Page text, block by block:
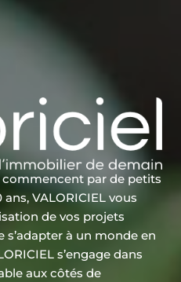
par de petits
VALORICIEL vous
de vos projets
s’adapter à un monde en
s’engage dans
aux côtés de